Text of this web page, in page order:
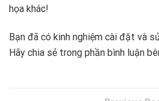
họa khác!
Bạn đã có kinh nghiệm cài đặt và
Hãy chia sẻ trong phần bình luận